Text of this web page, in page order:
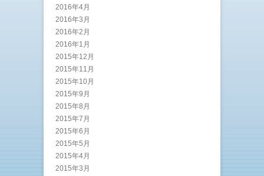
2016年4月
2016年3月
2016年2月
2016年1月
2015年12月
2015年11月
2015年10月
2015年9月
2015年8月
2015年7月
2015年6月
2015年5月
2015年4月
2015年3月